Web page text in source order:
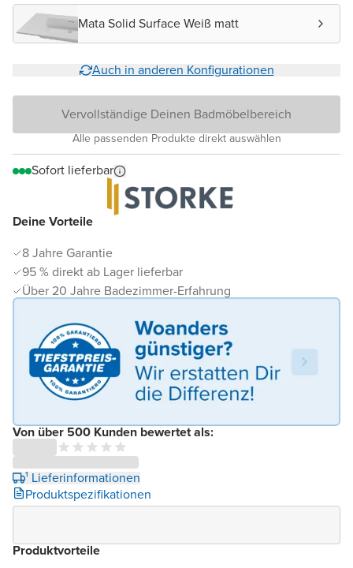
Deine Vorteile
8 Jahre Garantie
95 % direkt ab Lager lieferbar
Über 20 Jahre Badezimmer-Erfahrung
Von über 500 Kunden bewertet als:
¹ Lieferinformationen
Produktspezifikationen
Mata Solid Surface Weiß matt
Auch in anderen Konfigurationen
Vervollständige Deinen Badmöbelbereich
Alle passenden Produkte direkt auswählen
Sofort lieferbar
Produktvorteile